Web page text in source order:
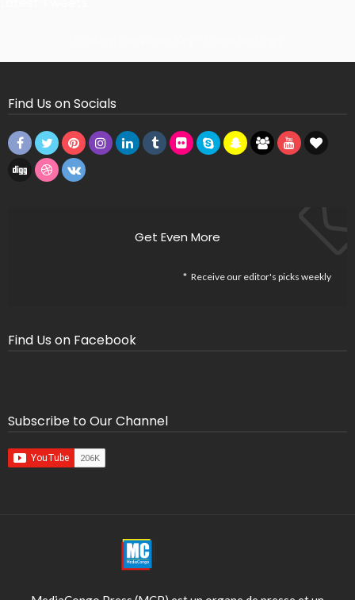
Find Us on Socials
Get Even More
Receive our editor's picks weekly
Find Us on Facebook
Subscribe to Our Channel